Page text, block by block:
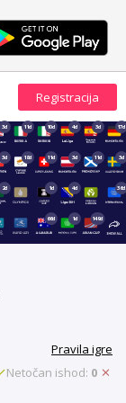
3d 11d 10d 4d 3d 17d
3d 18d 11d 3d 11d 3d
2d 1d 4d 36d
66d 1d 149d
Pravila igre
Netočan ishod: 0